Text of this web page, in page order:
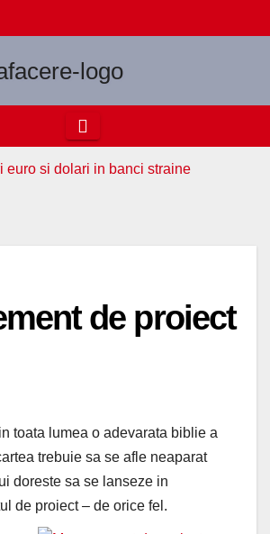
de proiect
toata lumea o adevarata biblie a
trebuie sa se afle neaparat
doreste sa se lanseze in
de proiect – de orice fel.